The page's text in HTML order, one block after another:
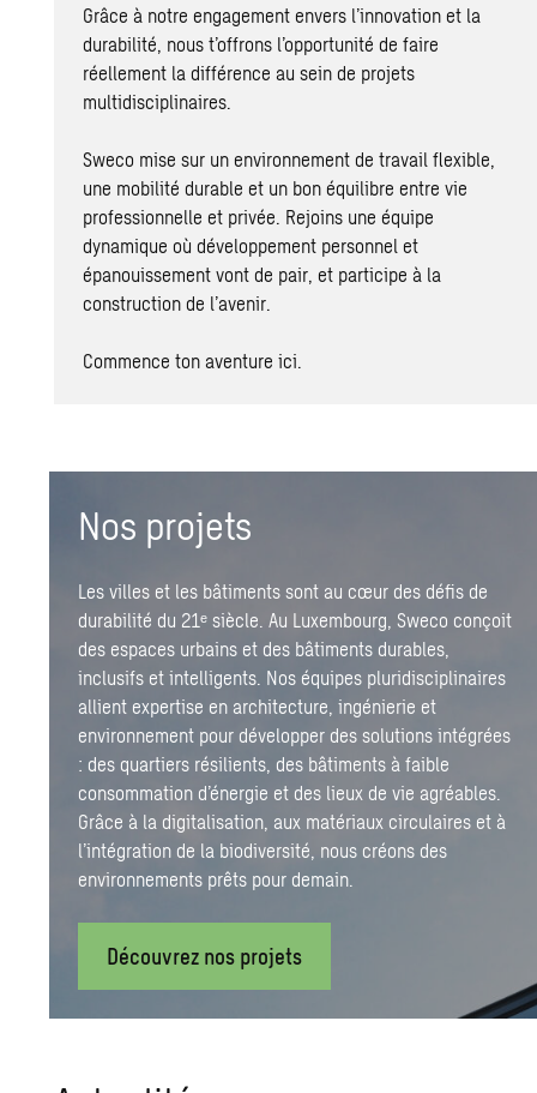
Grâce à notre engagement envers l’innovation et la
durabilité, nous t’offrons l’opportunité de faire
réellement la différence au sein de projets
multidisciplinaires.
Sweco mise sur un environnement de travail flexible,
une mobilité durable et un bon équilibre entre vie
professionnelle et privée. Rejoins une équipe
dynamique où développement personnel et
épanouissement vont de pair, et participe à la
construction de l’avenir.
Commence ton aventure ici.
Nos projets
Les villes et les bâtiments sont au cœur des défis de
durabilité du 21ᵉ siècle. Au Luxembourg, Sweco conçoit
des espaces urbains et des bâtiments durables,
inclusifs et intelligents. Nos équipes pluridisciplinaires
allient expertise en architecture, ingénierie et
environnement pour développer des solutions intégrées
: des quartiers résilients, des bâtiments à faible
consommation d’énergie et des lieux de vie agréables.
Grâce à la digitalisation, aux matériaux circulaires et à
l’intégration de la biodiversité, nous créons des
environnements prêts pour demain.
Découvrez nos projets